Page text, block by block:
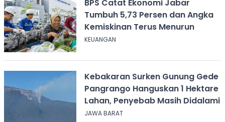
BPS Catat Ekonomi Jabar
Tumbuh 5,73 Persen dan Angka
Kemiskinan Terus Menurun
KEUANGAN
Kebakaran Surken Gunung Gede
Pangrango Hanguskan 1 Hektare
Lahan, Penyebab Masih Didalami
JAWA BARAT